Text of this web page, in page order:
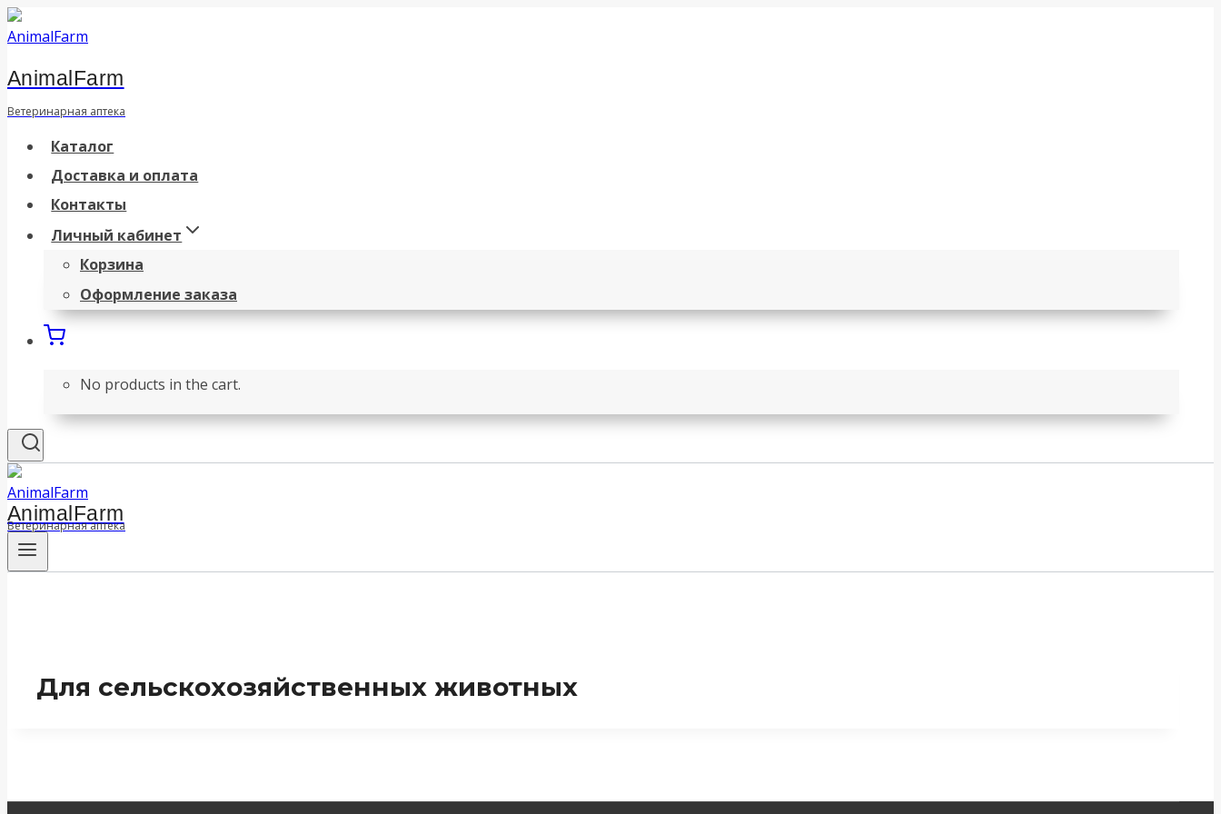
Перейти
к
содержанию
AnimalFarm
Ветеринарная аптека
Каталог
Доставка и оплата
Контакты
Личный кабинет
Корзина
Оформление заказа
No products in the cart.
AnimalFarm
Ветеринарная аптека
Для сельскохозяйственных животных